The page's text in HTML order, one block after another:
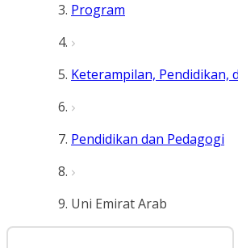
Program
Keterampilan, Pendidikan,
Pendidikan dan Pedagogi
Uni Emirat Arab